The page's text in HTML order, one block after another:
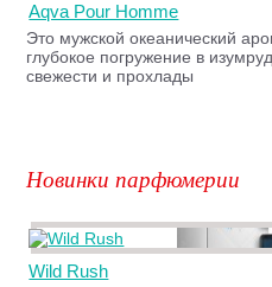
Aqva Pour Homme
Это мужской океанический
глубокое погружение в
свежести и прохлады
Новинки парфюмерии
Wild Rush